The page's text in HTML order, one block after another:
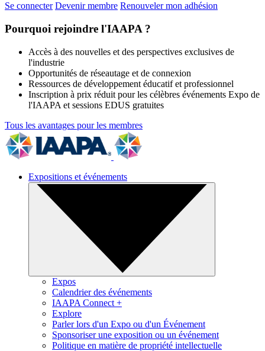
Se connecter Devenir membre Renouveler mon adhésion
Pourquoi rejoindre l'IAAPA ?
Accès à des nouvelles et des perspectives exclusives de
l'industrie
Opportunités de réseautage et de connexion
Ressources de développement éducatif et professionnel
Inscription à prix réduit pour les célèbres événements Expo de
l'IAAPA et sessions EDUS gratuites
Tous les avantages pour les membres
Expositions et événements
Expos
Calendrier des événements
IAAPA Connect +
Explore
Parler lors d'un Expo ou d'un Événement
Sponsoriser une exposition ou un événement
Politique en matière de propriété intellectuelle